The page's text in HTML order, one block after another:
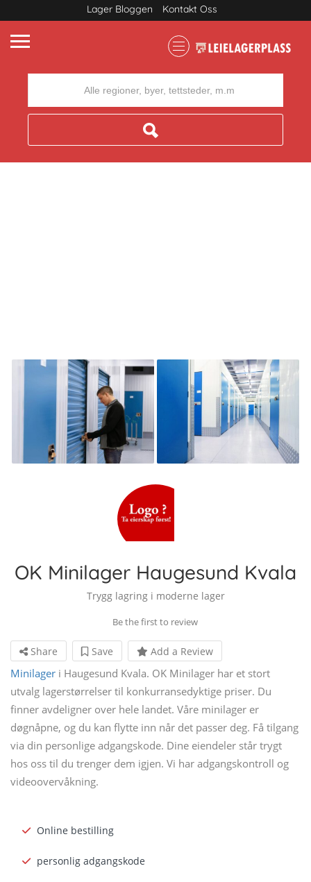
Lager Bloggen Kontakt Oss
OK Minilager Haugesund Kvala
Trygg lagring i moderne lager
Be the first to review
Share Save Add a Review
Minilager i Haugesund Kvala. OK Minilager har et stort
utvalg lagerstørrelser til konkurransedyktige priser. Du
finner avdeligner over hele landet. Våre minilager er
døgnåpne, og du kan flytte inn når det passer deg. Få tilgang
via din personlige adgangskode. Dine eiendeler står trygt
hos oss til du trenger dem igjen. Vi har adgangskontroll og
videoovervåkning.
Online bestilling
personlig adgangskode